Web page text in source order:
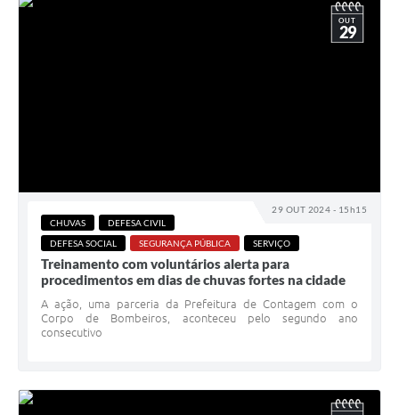
29 OUT 2024 - 15h15
OUT
29
CHUVAS
DEFESA CIVIL
DEFESA SOCIAL
SEGURANÇA PÚBLICA SERVIÇO
Treinamento com voluntários alerta para
procedimentos em dias de chuvas fortes na cidade
A ação, uma parceria da Prefeitura de Contagem com o
Corpo de Bombeiros, aconteceu pelo segundo ano
consecutivo